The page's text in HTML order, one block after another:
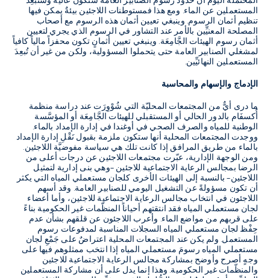
المستعملين عن الماء. ومع هذا فمستوطنات اللاجئين بيئةٌ يمكن فيها
تنظيم أثمان الرسوم. وينبغي تعيين أثمان هذه الرسوم مع أصحاب
المصلحة المعنيِّين بالأمر عند التشاور في الرسوم الذي يجري لتعيين
أثمان رسوم الهيئات الجَّامِعَة. وينبغي تعيين أثمانٍ تكون محفزاً مالياً كافياً
لمشغلي الصنابير العامة حتى يتحملوا المسؤولية، ولكن من غير أن تُبعِدَ
المستعملين النهائيِّين.
الإدماج والإسهام والمحاسبة
ما درى أيٌّ من المجتمعات المحليّة التي شُوْوِرَت عند دراسة منظمة
أُكسفَام بالدور الحالي أو المستقبلي للهيئات الجَّامِعَة أو المؤسَّسة
الوطنية للمياه والصرف الصحي في أوغندا في إدارة الإمداد بالماء.
ووجدت المجتمعات المحلية أنها ستكون ملزمة بقبول نَقْلِ إدارة الإمداد
بالماء من طريق المرافق إذا كانت تلك هي سياسة مفوضيَّة اللاجئين.
ومن الوجهة الإدارية، عبّرت مجتمعات اللاجئين عن درجات أعلى من
الرضا بمجالس الرعاية الاجتماعية للاجئين –وهي بنى إدارية لتمثيل
اللاجئين– بالنسبة إلى الهيئات الأخرى كلجان مستعملي المياه التي يكثر
أن تكون مسؤولةً عن التشغيل اليومي للصنابير العامة. وقد أسهم
اللاجئون في انتخاب مجالس الرعاية الاجتماعية للاجئين، وأما أعضاء
لجان مستعملي المياه فقد انتقتهم أحياناً المنظّمات غير الحكومية بناءً
على قربهم من مواضع الماء. وأعرب اللاجئون عن قلقهم بشأن عدم
حِفْظ لجان مستعملي المياه السجلات المناسبة لمدفوعات رسوم
المستعمل. ولم يكن عند المجتمعات المحلية اعتراضٌ على جَمْعِ لجان
مستعملي المياه رسومَ مستعملي المياه إذا انتخب ممثلوهم فيها على
وجهٍ أصرح وأوضح بمشاركة مجالس الرعاية الاجتماعية للاجئين
والمنظّمات غير الحكومية. وهذا إنما يدل على أن مشاركة المستعملين